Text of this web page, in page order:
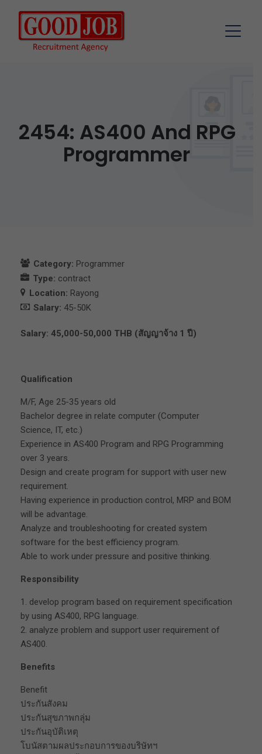
2454: AS400 And RPG
Programmer
Category: Programmer
Type: contract
Location: Rayong
Salary: 45-50K
Salary: 45,000-50,000 THB (สัญญาจ้าง 1 ปี)
Qualification
M/F, Age 25-35 years old
Bachelor degree in relate computer (Computer
Science, IT, etc.)
Experience in AS400 Program and RPG Programming
over 3 years.
Design and create program for support with user new
requirement.
Having experience in production control, MRP and BOM
will be advantage.
Analyze and troubleshooting for created system
software for the best efficiency program.
Able to work under pressure and positive thinking.
Responsibility
1. develop program based on requirement specification
by using AS400, RPG language.
2. analyze problem and support user requirement of
AS400.
Benefits
Benefit
ประกันสังคม
ประกันสุขภาพกลุ่ม
ประกันอุบัติเหตุ
โบนัสตามผลประกอบการของบริษัทฯ